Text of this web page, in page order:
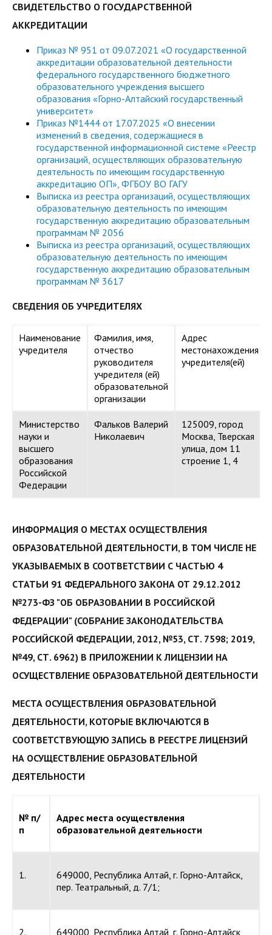
СВИДЕТЕЛЬСТВО О ГОСУДАРСТВЕННОЙ
АККРЕДИТАЦИИ
Приказ № 951 от 09.07.2021 «О государственной
аккредитации образовательной деятельности
федерального государственного бюджетного
образовательного учреждения высшего
образования «Горно-Алтайский государственный
университет»
Приказ №1444 от 17.07.2025 «О внесении
изменений в сведения, содержащиеся в
государственной информационной системе «Реестр
организаций, осуществляющих образовательную
деятельность по имеющим государственную
аккредитацию ОП», ФГБОУ ВО ГАГУ
Выписка из реестра организаций, осуществляющих
образовательную деятельность по имеющим
государственную аккредитацию образовательным
программам № 2056
Выписка из реестра организаций, осуществляющих
образовательную деятельность по имеющим
государственную аккредитацию образовательным
программам № 3617
СВЕДЕНИЯ ОБ УЧРЕДИТЕЛЯХ
Наименование
учредителя
Фамилия, имя,
отчество
руководителя
учредителя (ей)
образовательной
организации
Адрес
местонахождения
учредителя(ей)
Министерство
науки и
высшего
образования
Российской
Федерации
Фальков Валерий
Николаевич
125009, город
Москва, Тверская
улица, дом 11
строение 1, 4
ИНФОРМАЦИЯ О МЕСТАХ ОСУЩЕСТВЛЕНИЯ
ОБРАЗОВАТЕЛЬНОЙ ДЕЯТЕЛЬНОСТИ, В ТОМ ЧИСЛЕ НЕ
УКАЗЫВАЕМЫХ В СООТВЕТСТВИИ С ЧАСТЬЮ 4
СТАТЬИ 91 ФЕДЕРАЛЬНОГО ЗАКОНА ОТ 29.12.2012
№273-ФЗ "ОБ ОБРАЗОВАНИИ В РОССИЙСКОЙ
ФЕДЕРАЦИИ" (СОБРАНИЕ ЗАКОНОДАТЕЛЬСТВА
РОССИЙСКОЙ ФЕДЕРАЦИИ, 2012, №53, СТ. 7598; 2019,
№49, СТ. 6962) В ПРИЛОЖЕНИИ К ЛИЦЕНЗИИ НА
ОСУЩЕСТВЛЕНИЕ ОБРАЗОВАТЕЛЬНОЙ ДЕЯТЕЛЬНОСТИ
МЕСТА ОСУЩЕСТВЛЕНИЯ ОБРАЗОВАТЕЛЬНОЙ
ДЕЯТЕЛЬНОСТИ, КОТОРЫЕ ВКЛЮЧАЮТСЯ В
СООТВЕТСТВУЮЩУЮ ЗАПИСЬ В РЕЕСТРЕ ЛИЦЕНЗИЙ
НА ОСУЩЕСТВЛЕНИЕ ОБРАЗОВАТЕЛЬНОЙ
ДЕЯТЕЛЬНОСТИ
№ п/
п
Адрес места осуществления
образовательной деятельности
1.
649000, Республика Алтай, г. Горно-Алтайск,
пер. Театральный, д. 7/1;
2. 649000, Республика Алтай, г. Горно-Алтайск,